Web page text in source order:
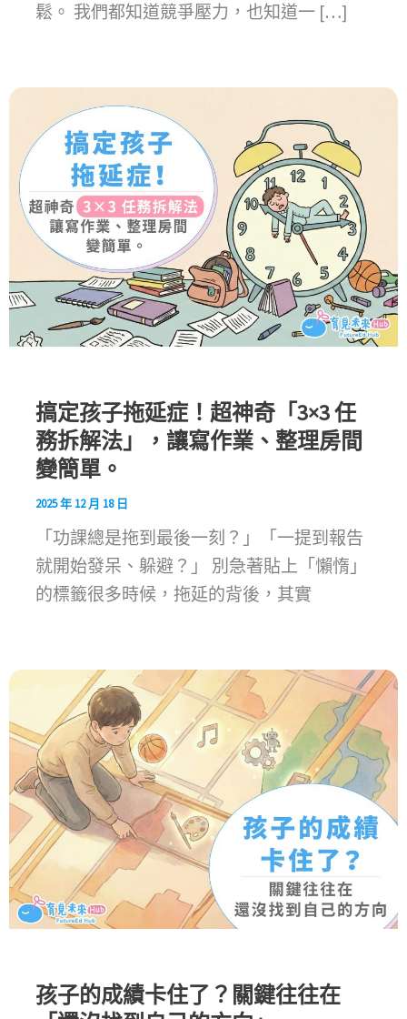
鬆。 我們都知道競爭壓力，也知道一 […]
搞定孩子拖延症！超神奇「3×3 任
務拆解法」，讓寫作業、整理房間
變簡單。
2025 年 12 月 18 日
「功課總是拖到最後一刻？」「一提到報告
就開始發呆、躲避？」 別急著貼上「懶惰」
的標籤很多時候，拖延的背後，其實
孩子的成績卡住了？關鍵往往在